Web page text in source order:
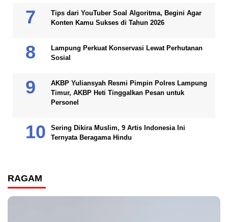
Tips dari YouTuber Soal Algoritma, Begini Agar
Konten Kamu Sukses di Tahun 2026
Lampung Perkuat Konservasi Lewat Perhutanan
Sosial
AKBP Yuliansyah Resmi Pimpin Polres Lampung
Timur, AKBP Heti Tinggalkan Pesan untuk
Personel
Sering Dikira Muslim, 9 Artis Indonesia Ini
Ternyata Beragama Hindu
RAGAM